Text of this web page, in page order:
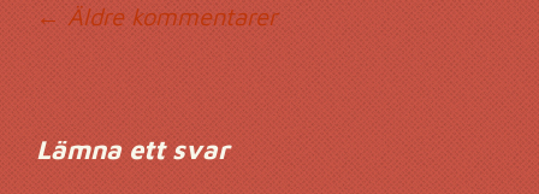
← Äldre kommentarer
Lämna ett svar